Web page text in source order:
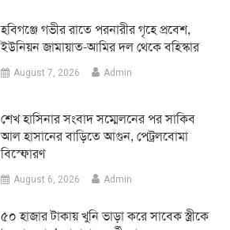
হবিগঞ্জে গভীর রাতে পরনারীর গৃহে প্রবেশ,
ইউনিয়ন জামায়াত-আমির দল থেকে বহিস্কার
August 7, 2026 Admin
শেখ হাসিনার সংবাদ সম্মেলনের পর সাকিব
আল হাসানের বাড়িতে আগুন, পেট্রলবোমা
বিস্ফোরণ
August 6, 2026 Admin
৫০ হাজার টাকায় খুনি ভাড়া করে সাবেক স্ত্রীকে